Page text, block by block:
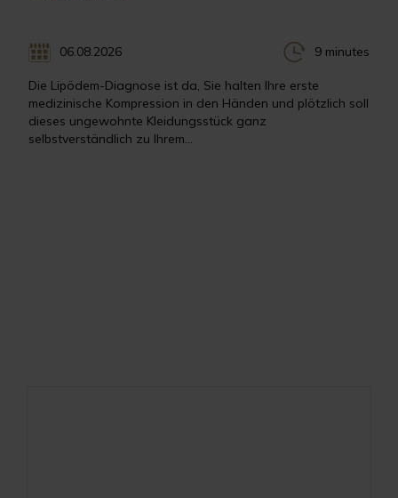
06.08.2026 9 minutes
Die Lipödem-Diagnose ist da, Sie halten Ihre erste
medizinische Kompression in den Händen und plötzlich soll
dieses ungewohnte Kleidungsstück ganz
selbstverständlich zu Ihrem...